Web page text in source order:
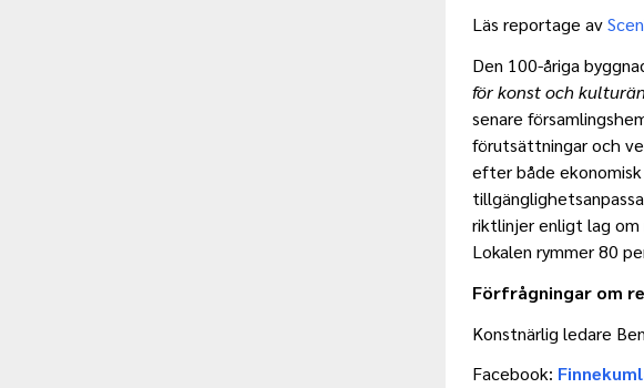
Läs reportage av
Den 100-åriga
för konst och
senare
förutsättningar och
efter både
riktlinjer enligt lag
Lokalen rymmer 80
Förfrågningar om
Konstnärlig ledare
Facebook: